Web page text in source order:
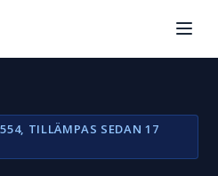
TILLÄMPAS SEDAN 17